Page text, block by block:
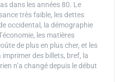
dans les années 80. Le
très faible, les dettes
occidental, la démographie
les matières
de plus en plus cher, et les
des billets, bref, la
n’a changé depuis le début